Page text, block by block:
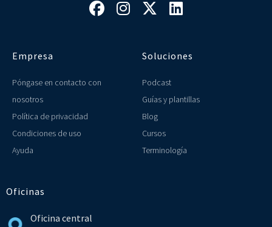
   
Empresa
Póngase en contacto con
nosotros
Política de privacidad
Condiciones de uso
Ayuda
Soluciones
Podcast
Guías y plantillas
Blog
Cursos
Terminología
Oficinas
Oficina central